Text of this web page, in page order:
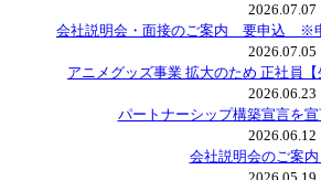
2026.07.07
会社説明会・面接のご案内 要申込 ※
2026.07.05
アニメグッズ事業 拡大のため 正社員
2026.06.23
パートナーシップ構築宣言を宣
2026.06.12
会社説明会のご案